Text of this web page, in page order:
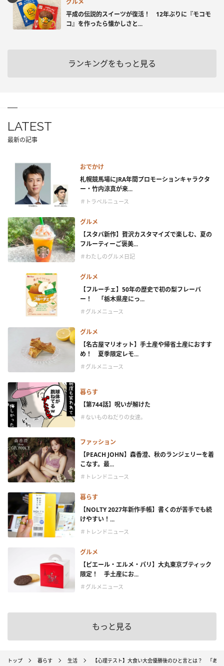
平成の伝説的スイーツが復活！ 12年ぶりに『モコモ
コ』を作ったら懐かしさと...
ランキングをもっと見る
LATEST
最新の記事
おでかけ
札幌競馬場にJRA年間プロモーションキャラクタ
ー・竹内涼真が来...
＃トラベルニュース
グルメ
【スタバ新作】贅沢カスタマイズで楽しむ、夏の
フルーティーご褒美...
＃わたしのグルメ日記
グルメ
【フルーチェ】50年の歴史で初の梨フレーバ
ー！ 「栃木県産にっ...
＃グルメニュース
グルメ
【名古屋マリオット】手土産や帰省土産におすす
め！ 夏季限定レモ...
＃グルメニュース
暮らす
【第744話】呪いが解けた
＃ないものねだりの女達。
ファッション
【PEACH JOHN】森香澄、秋のランジェリーを着
こなす。最...
＃トレンドニュース
暮らす
【NOLTY 2027年新作手帳】書くのが苦手でも続
けやすい！...
＃トレンドニュース
グルメ
【ピエール・エルメ・パリ】大丸東京ブティック
限定！ 手土産にお...
＃グルメニュース
もっと見る
トップ 暮らす 生活 【心理テスト】大食い大会優勝後のひと言とは？ 「あ